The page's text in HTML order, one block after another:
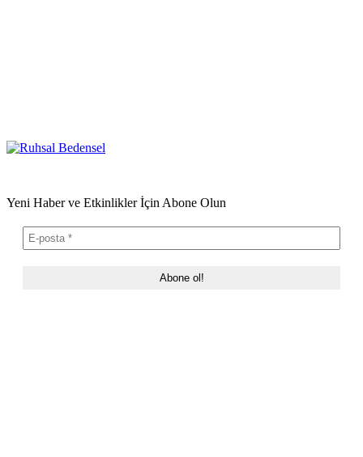
Yeni Haber ve Etkinlikler İçin Abone Olun